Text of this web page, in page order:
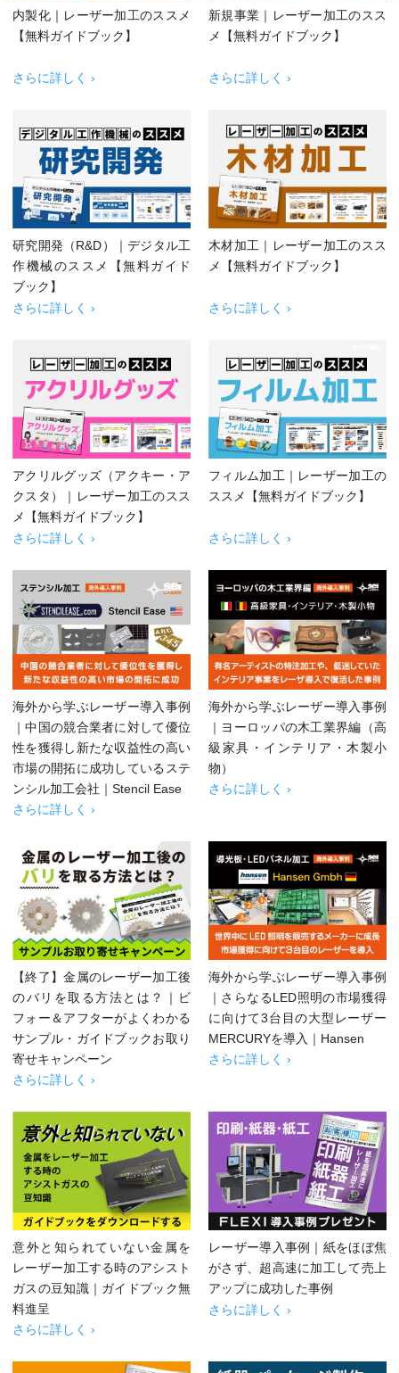
内製化｜レーザー加工のススメ
【無料ガイドブック】
さらに詳しく ›
新規事業｜レーザー加工のスス
メ【無料ガイドブック】
さらに詳しく ›
研究開発（R&D）｜デジタル工
作機械のススメ【無料ガイド
ブック】
さらに詳しく ›
木材加工｜レーザー加工のスス
メ【無料ガイドブック】
さらに詳しく ›
アクリルグッズ（アクキー・ア
クスタ）｜レーザー加工のスス
メ【無料ガイドブック】
さらに詳しく ›
フィルム加工｜レーザー加工の
ススメ【無料ガイドブック】
さらに詳しく ›
海外から学ぶレーザー導入事例
｜中国の競合業者に対して優位
性を獲得し新たな収益性の高い
市場の開拓に成功しているステ
ンシル加工会社｜Stencil Ease
さらに詳しく ›
海外から学ぶレーザー導入事例
｜ヨーロッパの木工業界編（高
級家具・インテリア・木製小
物）
さらに詳しく ›
【終了】金属のレーザー加工後
のバリを取る方法とは？｜ビ
フォー＆アフターがよくわかる
サンプル・ガイドブックお取り
寄せキャンペーン
さらに詳しく ›
海外から学ぶレーザー導入事例
｜さらなるLED照明の市場獲得
に向けて3台目の大型レーザー
MERCURYを導入｜Hansen
さらに詳しく ›
意外と知られていない金属を
レーザー加工する時のアシスト
ガスの豆知識｜ガイドブック無
料進呈
さらに詳しく ›
レーザー導入事例｜紙をほぼ焦
がさず、超高速に加工して売上
アップに成功した事例
さらに詳しく ›